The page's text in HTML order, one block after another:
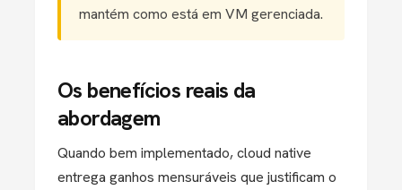
mantém como está em VM gerenciada.
Os benefícios reais da
abordagem
Quando bem implementado, cloud native
entrega ganhos mensuráveis que justificam o